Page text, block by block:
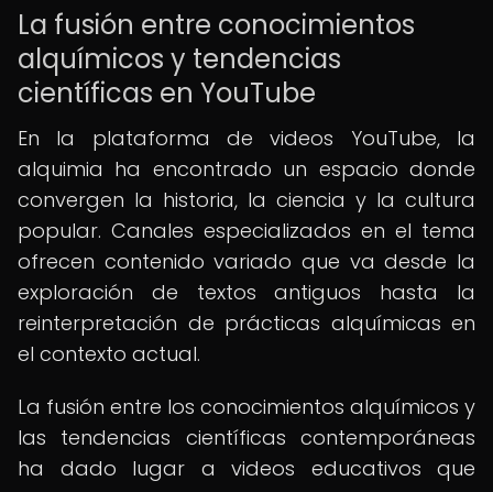
La fusión entre conocimientos
alquímicos y tendencias
científicas en YouTube
En la plataforma de videos YouTube, la
alquimia ha encontrado un espacio donde
convergen la historia, la ciencia y la cultura
popular. Canales especializados en el tema
ofrecen contenido variado que va desde la
exploración de textos antiguos hasta la
reinterpretación de prácticas alquímicas en
el contexto actual.
La fusión entre los conocimientos alquímicos y
las tendencias científicas contemporáneas
ha dado lugar a videos educativos que